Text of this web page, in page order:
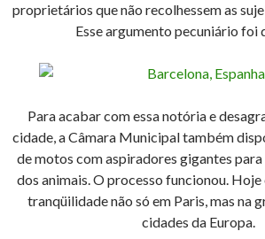
proprietários que não recolhessem as
Esse argumento pecuniário foi
Para acabar com essa notória e
cidade, a Câmara Municipal também
de motos com aspiradores gigantes
dos animais. O processo funcionou. Hoje
tranqüilidade não só em Paris, mas na
cidades da Europa.